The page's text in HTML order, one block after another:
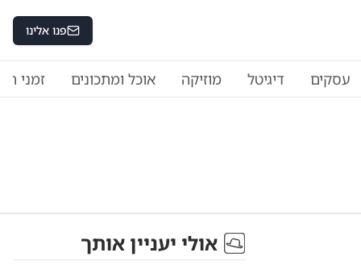
פנו אלינו
עסקים דיגיטל מוזיקה אוכל ומתכונים זמני
אולי יעניין אותך